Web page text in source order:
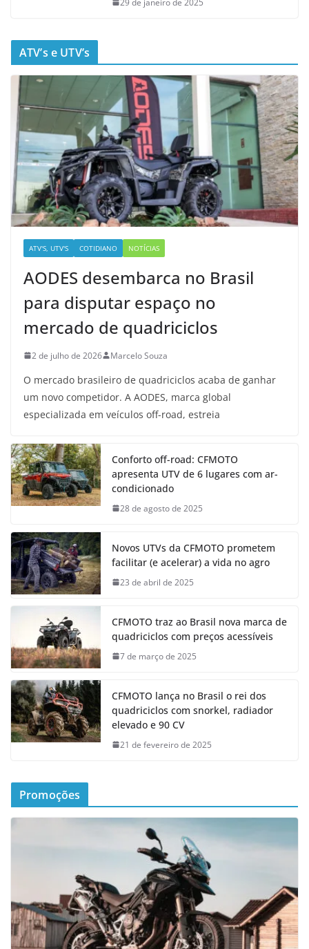
29 de janeiro de 2025
ATV’s e UTV’s
ATV'S, UTV'S COTIDIANO NOTÍCIAS
AODES desembarca no Brasil
para disputar espaço no
mercado de quadriciclos
2 de julho de 2026 Marcelo Souza
O mercado brasileiro de quadriciclos acaba de ganhar
um novo competidor. A AODES, marca global
especializada em veículos off-road, estreia
Conforto off-road: CFMOTO
apresenta UTV de 6 lugares com ar-
condicionado
28 de agosto de 2025
Novos UTVs da CFMOTO prometem
facilitar (e acelerar) a vida no agro
23 de abril de 2025
CFMOTO traz ao Brasil nova marca de
quadriciclos com preços acessíveis
7 de março de 2025
CFMOTO lança no Brasil o rei dos
quadriciclos com snorkel, radiador
elevado e 90 CV
21 de fevereiro de 2025
Promoções